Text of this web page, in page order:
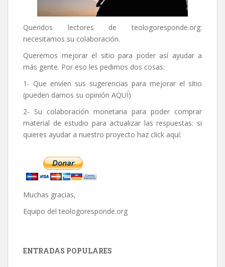
Queridos lectores de teologoresponde.org:
necesitamos su colaboración.
Queremos mejorar el sitio para poder así ayudar a
más gente. Por eso les pedimos dos cosas:
1- Que envíen sus sugerencias para mejorar el sitio
(pueden darnos su opinión AQUÍ)
2- Su colaboración monetaria para poder comprar
material de estudio para actualizar las respuestas: si
quieres ayudar a nuestro proyecto haz click aquí:
Muchas gracias,
Equipo del teologoresponde.org
ENTRADAS POPULARES